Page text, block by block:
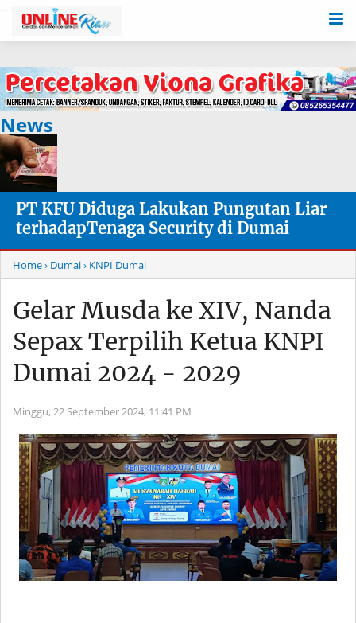
News
PT KFU Diduga Lakukan Pungutan Liar
terhadapTenaga Security di Dumai
Home› Dumai› KNPI Dumai
Gelar Musda ke XIV, Nanda
Sepax Terpilih Ketua KNPI
Dumai 2024 - 2029
Minggu, 22 September 2024, 11:41 PM